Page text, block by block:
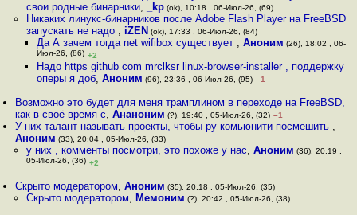
свои родные бинарники, _kp(ok), 10:18 , 06-Июл-26, (69)
Никаких линукс-бинарников после Adobe Flash Player на FreeBSD
запускать не надо , iZEN (ok), 17:33 , 06-Июл-26, (84)
Да А зачем тогда net wifibox существует , Аноним (26), 18:02 , 06-
Июл-26, (86) +2
Надо https github com mrclksr linux-browser-installer , поддержку
оперы я доб, Аноним (96), 23:36 , 06-Июл-26, (95) –1
Возможно это будет для меня трамплином в переходе на FreeBSD,
как в своё время с,Ананоним (?), 19:40 , 05-Июл-26, (32) –1
У них талант называть проекты, чтобы ру комьюнити посмешить ,
Аноним (33), 20:04 , 05-Июл-26, (33)
у них , комменты посмотри, это похоже у нас, Аноним (36), 20:19 ,
05-Июл-26, (36) +2
Скрыто модератором,Аноним (35), 20:18 , 05-Июл-26, (35)
Скрыто модератором, Мемоним (?), 20:42 , 05-Июл-26, (38)